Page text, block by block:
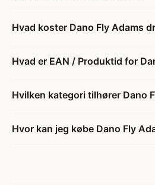
Hvad koster Dano Fly Adams
Hvad er EAN / Produktid for
Hvilken kategori tilhører Dano
Hvor kan jeg købe Dano Fly